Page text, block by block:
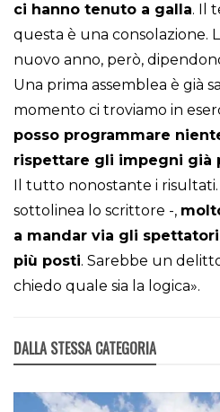
ci hanno tenuto a galla. Il
questa è una consolazione.
nuovo anno, però,
Una prima assemblea è già
momento ci troviamo in
posso programmare
rispettare gli impegni già
Il tutto nonostante i risultati.
sottolinea lo scrittore -,
a mandar via gli
più posti. Sarebbe un
chiedo quale sia la logica».
DALLA STESSA CATEGORIA